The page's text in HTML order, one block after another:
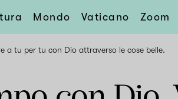
Mondo Vaticano Zoom
a tu per tu con Dio attraverso le cose belle.